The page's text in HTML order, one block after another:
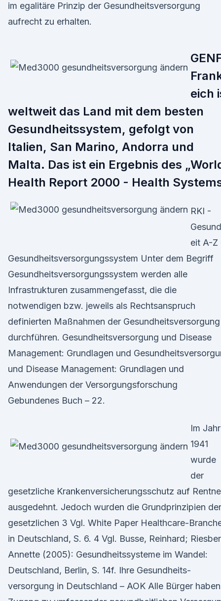
im egalitäre Prinzip der Gesundheitsversorgung
aufrecht zu erhalten.
eich
weltweit das Land mit dem besten
Gesundheitssystem, gefolgt von
Italien, San Marino, Andorra und
Malta. Das ist ein Ergebnis des
Health Report 2000 - Health
RKI -
eit A-Z
Gesundheitsversorgungssystem Unter dem Begriff
Gesundheitsversorgungssystem werden alle
Infrastrukturen zusammengefasst, die die
notwendigen bzw. jeweils als Rechtsanspruch
definierten Maßnahmen der Gesundheitsversorgung
durchführen. Gesundheitsversorgung und Disease
Management: Grundlagen und
und Disease Management: Grundlagen und
Anwendungen der Versorgungsforschung
Gebundenes Buch – 22.
Im Jahr
1941
wurde
der
gesetzliche Krankenversicherungsschutz auf
ausgedehnt. Jedoch wurden die Grundprinzipien der
gesetzlichen 3 Vgl. White Paper Healthcare-
in Deutschland, S. 6. 4 Vgl. Busse, Reinhard;
Annette (2005): Gesundheitssysteme im Wandel:
Deutschland, Berlin, S. 14f. Ihre Gesundheits­
versorgung in Deutschland – AOK Alle Bürger haben